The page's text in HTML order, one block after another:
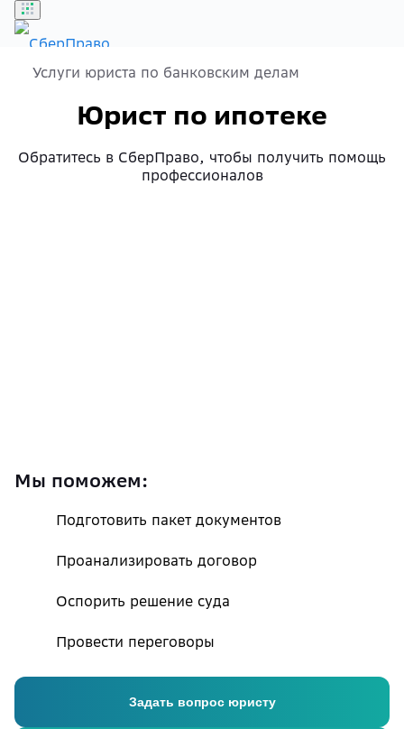
Войти
Услуги юриста по банковским делам
Юрист по ипотеке
Обратитесь в СберПраво, чтобы получить помощь
профессионалов
Мы поможем:
Подготовить пакет документов
Проанализировать договор
Оспорить решение суда
Провести переговоры
Задать вопрос юристу